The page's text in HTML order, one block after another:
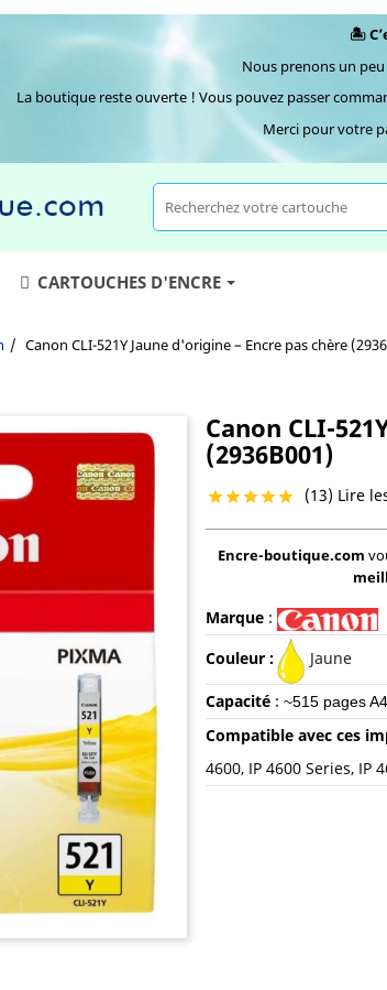
🏝️
Nous prenons un
La boutique reste ouverte ! Vous pouvez passer
Merci pour votre
CARTOUCHES D'ENCRE
Canon CLI-521Y Jaune d'origine – Encre pas chère
Canon CLI-
(2936B001)
 (13) Lire
Encre-boutique.com
Marque:
Couleur :
Jaune
Capacité: ~515 pages
Compatible avec ces
4600, IP 4600 Series, IP